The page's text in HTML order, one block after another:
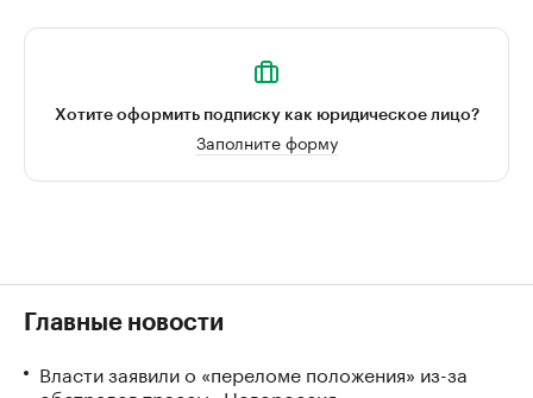
Хотите оформить подписку как юридическое лицо?
Заполните форму
Главные новости
Власти заявили о «переломе положения» из-за